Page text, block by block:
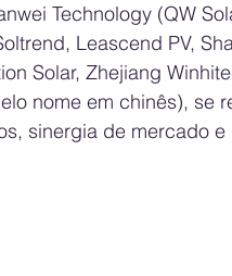
Technology (QW
Leascend PV,
Solar, Zhejiang
nome em chinês), se
sinergia de mercado e